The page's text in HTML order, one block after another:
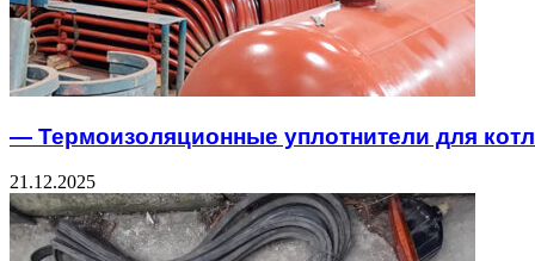
— Термоизоляционные уплотнители для
21.12.2025